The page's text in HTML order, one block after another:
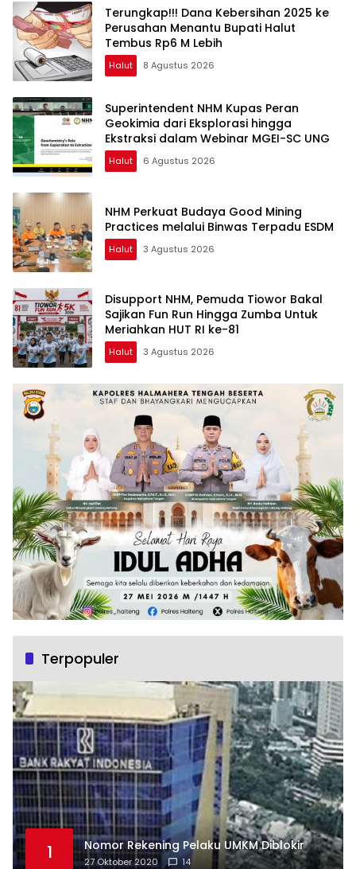
Terungkap!!! Dana Kebersihan 2025 ke
Perusahan Menantu Bupati Halut
Tembus Rp6 M Lebih
Halut 8 Agustus 2026
Superintendent NHM Kupas Peran
Geokimia dari Eksplorasi hingga
Ekstraksi dalam Webinar MGEI-SC UNG
Halut 6 Agustus 2026
NHM Perkuat Budaya Good Mining
Practices melalui Binwas Terpadu ESDM
Halut 3 Agustus 2026
Disupport NHM, Pemuda Tiowor Bakal
Sajikan Fun Run Hingga Zumba Untuk
Meriahkan HUT RI ke-81
Halut 3 Agustus 2026
Terpopuler
1 Nomor Rekening Pelaku UMKM Diblokir
27 Oktober 2020 14